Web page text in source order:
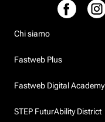
Chi siamo
Fastweb Plus
Fastweb Digital Academy
STEP FuturAbility District